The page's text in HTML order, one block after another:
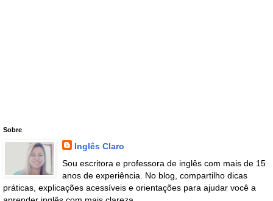
Sobre
Inglês Claro
Sou escritora e professora de inglês com mais de 15
anos de experiência. No blog, compartilho dicas
práticas, explicações acessíveis e orientações para ajudar você a